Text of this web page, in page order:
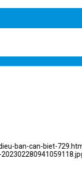
ban-can-biet-